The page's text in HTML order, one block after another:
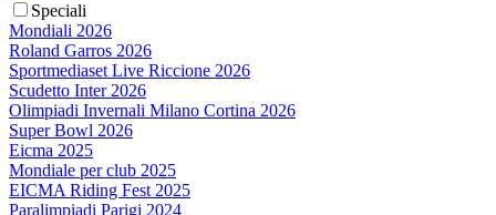
Speciali
Mondiali 2026
Roland Garros 2026
Sportmediaset Live Riccione 2026
Scudetto Inter 2026
Olimpiadi Invernali Milano Cortina 2026
Super Bowl 2026
Eicma 2025
Mondiale per club 2025
EICMA Riding Fest 2025
Paralimpiadi Parigi 2024